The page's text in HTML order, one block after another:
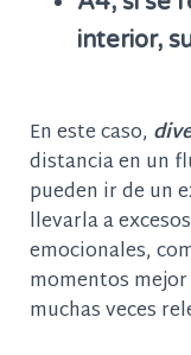
interior,
En este caso,
distancia en un
pueden ir de un
llevarla a
emocionales,
momentos
muchas veces